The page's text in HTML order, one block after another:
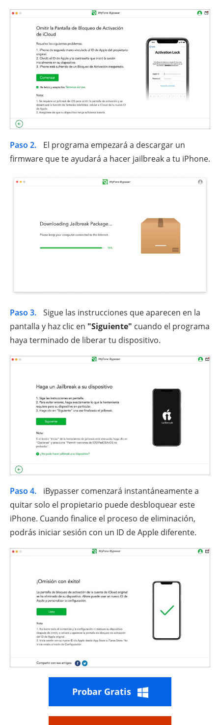
Paso 2.
El programa empezará a descargar un
firmware que te ayudará a hacer jailbreak a tu iPhone.
Paso 3.
Sigue las instrucciones que aparecen en la
pantalla y haz clic en "Siguiente" cuando el programa
haya terminado de liberar tu dispositivo.
Paso 4.
iBypasser comenzará instantáneamente a
quitar solo el propietario puede desbloquear este
iPhone. Cuando finalice el proceso de eliminación,
podrás iniciar sesión con un ID de Apple diferente.
Probar Gratis